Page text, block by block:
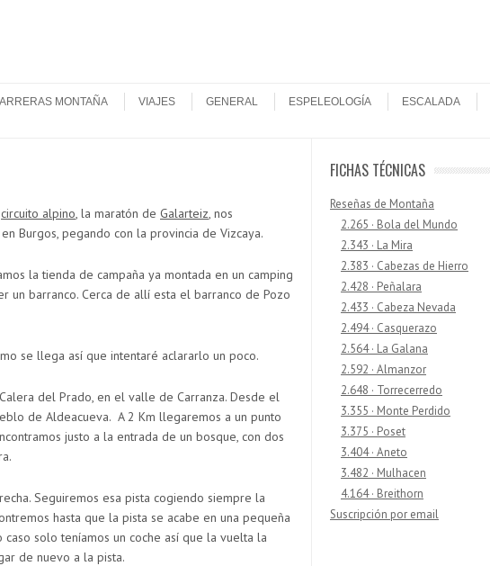
MONTAÑA VIAJES GENERAL ESPELEOLOGÍA ESCALADA
circuito alpino, la maratón de Galarteiz, nos
Burgos, pegando con la provincia de Vizcaya.
la tienda de campaña ya montada en un camping
un barranco. Cerca de allí esta el barranco de Pozo
se llega así que intentaré aclararlo un poco.
del Prado, en el valle de Carranza. Desde el
de Aldeacueva. A 2 Km llegaremos a un punto
justo a la entrada de un bosque, con dos
Seguiremos esa pista cogiendo siempre la
hasta que la pista se acabe en una pequeña
solo teníamos un coche así que la vuelta la
de nuevo a la pista.
FICHAS TÉCNICAS
Reseñas de Montaña
2.265 · Bola del Mundo
2.343 · La Mira
2.383 · Cabezas de Hierro
2.428 · Peñalara
2.433 · Cabeza Nevada
2.494 · Casquerazo
2.564 · La Galana
2.592 · Almanzor
2.648 · Torrecerredo
3.355 · Monte Perdido
3.375 · Poset
3.404 · Aneto
3.482 · Mulhacen
4.164 · Breithorn
Suscripción por email